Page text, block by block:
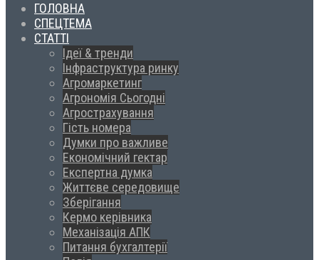
ГОЛОВНА
СПЕЦТЕМА
СТАТТІ
Ідеї & тренди
Інфраструктура ринку
Агромаркетинг
Агрономія Сьогодні
Агрострахування
Гість номера
Думки про важливе
Економічний гектар
Експертна думка
Життєве середовище
Зберігання
Кермо керівника
Механізація АПК
Питання бухгалтерії